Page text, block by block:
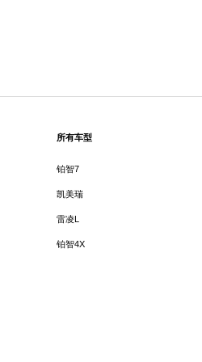
所有车型
铂智7
凯美瑞
雷凌L
铂智4X